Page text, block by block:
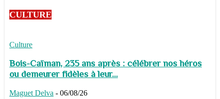
CULTURE
Culture
Bois-Caïman, 235 ans après : célébrer nos héros
ou demeurer fidèles à leur...
Maguet Delva - 06/08/26